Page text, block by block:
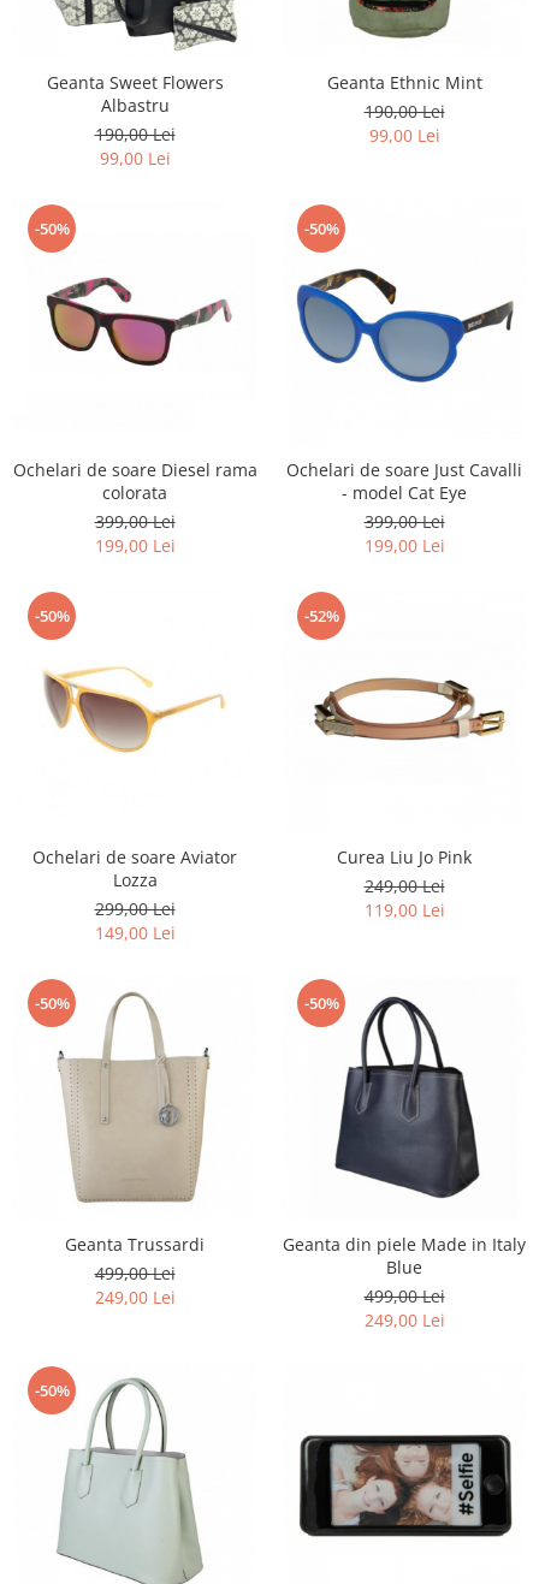
Geanta Sweet Flowers
Albastru
190,00 Lei
99,00 Lei
Geanta Ethnic Mint
190,00 Lei
99,00 Lei
-50%
Ochelari de soare Diesel rama
colorata
399,00 Lei
199,00 Lei
-50%
Ochelari de soare Just Cavalli
- model Cat Eye
399,00 Lei
199,00 Lei
-50%
Ochelari de soare Aviator
Lozza
299,00 Lei
149,00 Lei
-52%
Curea Liu Jo Pink
249,00 Lei
119,00 Lei
-50%
Geanta Trussardi
499,00 Lei
249,00 Lei
-50%
Geanta din piele Made in Italy
Blue
499,00 Lei
249,00 Lei
-50%